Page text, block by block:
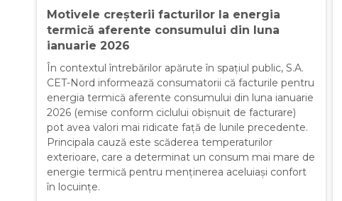
Motivele creșterii facturilor la energia
termică aferente consumului din luna
ianuarie 2026
În contextul întrebărilor apărute în spațiul public, S.A.
CET-Nord informează consumatorii că facturile pentru
energia termică aferente consumului din luna ianuarie
2026 (emise conform ciclului obișnuit de facturare)
pot avea valori mai ridicate față de lunile precedente.
Principala cauză este scăderea temperaturilor
exterioare, care a determinat un consum mai mare de
energie termică pentru menținerea aceluiași confort
în locuințe.